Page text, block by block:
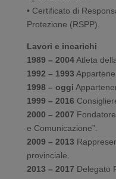
• Certificato di
Protezione (RSPP).
Lavori e incarichi
1989 – 2004Atleta
1992 – 1993
1998 – oggi
1999 – 2016
2000 – 2007
e Comunicazione”.
2009 – 2013
provinciale.
2013 – 2017 Delegato